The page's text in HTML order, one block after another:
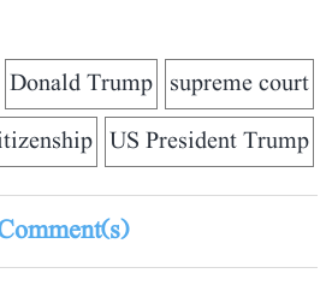
supreme court
Donald Trump
US President Trump